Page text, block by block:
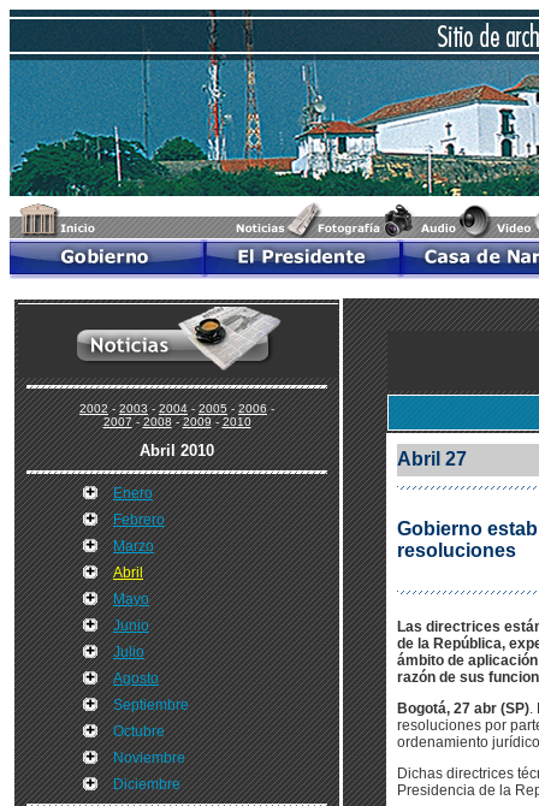
2002-2003-2004-2005-2006-
2007-2008-2009-2010
Abril 2010
Enero
Febrero
Marzo
Abril
Mayo
Junio
Julio
Agosto
Septiembre
Octubre
Noviembre
Diciembre
Abril 27
Gobierno
resoluciones
Las directrices
de la República,
ámbito de
razón de sus
Bogotá, 27 abr (SP).
resoluciones por
ordenamiento
Dichas directrices
Presidencia de la